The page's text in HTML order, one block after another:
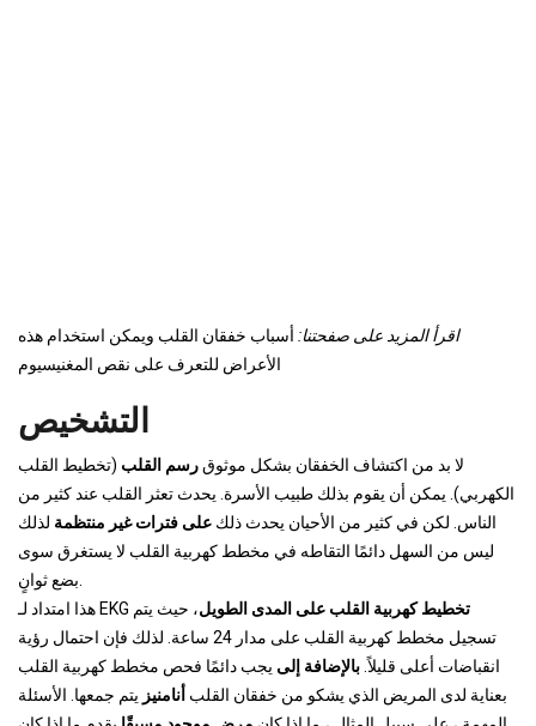
اقرأ المزيد على صفحتنا: أسباب خفقان القلب ويمكن استخدام هذه
الأعراض للتعرف على نقص المغنيسيوم
التشخيص
لا بد من اكتشاف الخفقان بشكل موثوقرسم القلب (تخطيط القلب
الكهربي). يمكن أن يقوم بذلك طبيب الأسرة. يحدث تعثر القلب عند كثير من
الناس. لكن في كثير من الأحيان يحدث ذلك على فترات غير منتظمة لذلك
ليس من السهل دائمًا التقاطه في مخطط كهربية القلب لا يستغرق سوى
هذا امتداد لـ EKG
تخطيط كهربية القلب على المدى الطويل، حيث يتم
تسجيل مخطط كهربية القلب على مدار 24 ساعة. لذلك فإن احتمال رؤية
انقباضات أعلى قليلاً. بالإضافة إلى يجب دائمًا فحص مخطط كهربية القلب
بعناية لدى المريض الذي يشكو من خفقان القلب أنامنيز يتم جمعها. الأسئلة